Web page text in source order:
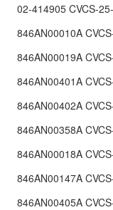
02-414905 CVCS-
846AN00010A
846AN00019A
846AN00401A
846AN00402A
846AN00358A
846AN00018A
846AN00147A
846AN00405A